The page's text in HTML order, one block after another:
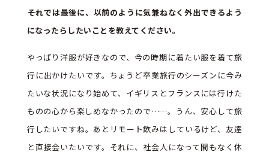
――それでは最後に、以前のように気兼ねなく外出できるよう
になったらしたいことを教えてください。
やっぱり洋服が好きなので、今の時期に着たい服を着て旅
行に出かけたいです。ちょうど卒業旅行のシーズンに今み
たいな状況になり始めて、イギリスとフランスには行けた
ものの心から楽しめなかったので……。うん、安心して旅
行したいですね。あとリモート飲みはしているけど、友達
と直接会いたいです。それに、社会人になって間もなく休